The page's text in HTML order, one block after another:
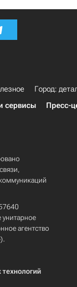
Город:
сервисы Пресс-
унитарное
агентство